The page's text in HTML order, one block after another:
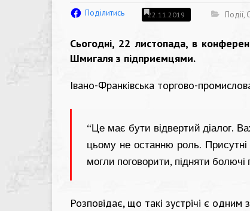
Поділитись 22.11.2019 Події,
Сьогодні, 22 листопада, в
Шмигаля з підприємцями.
Івано-Франківська торгово-
“Це має бути відвертий діалог.
цьому не останню роль.
могли поговорити, підняти
Розповідає, що такі зустрічі є